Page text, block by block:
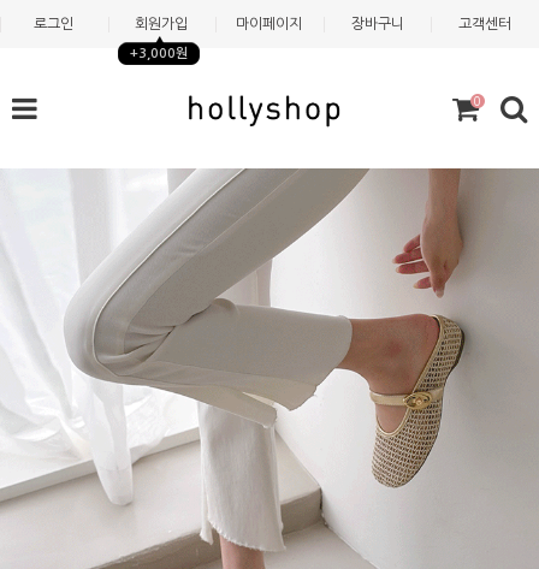
로그인 회원가입
+3,000원
마이페이지 장바구니 고객센터
0